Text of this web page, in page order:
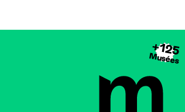
+125
Musées
Brussels Museums